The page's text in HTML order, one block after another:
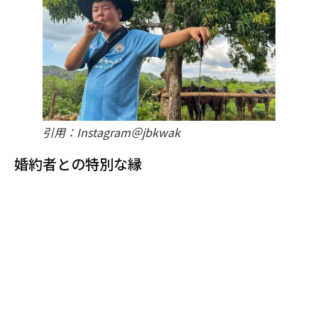
引用：Instagram＠jbkwak
婚約者との特別な縁